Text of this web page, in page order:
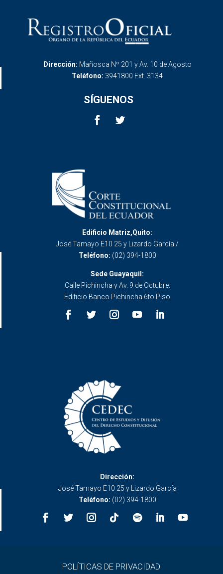
Dirección: Mañosca Nº 201 y Av. 10 de Agosto
Teléfono: 3941800 Ext. 3134
SÍGUENOS
Edificio Matriz,Quito:
José Tamayo E10 25 y Lizardo García /
Teléfono: (02) 394-1800
Sede Guayaquil:
Calle Pichincha y Av. 9 de Octubre.
Edificio Banco Pichincha 6to Piso
Dirección:
José Tamayo E10 25 y Lizardo García
Teléfono: (02) 394-1800
POLÍTICAS DE PRIVACIDAD